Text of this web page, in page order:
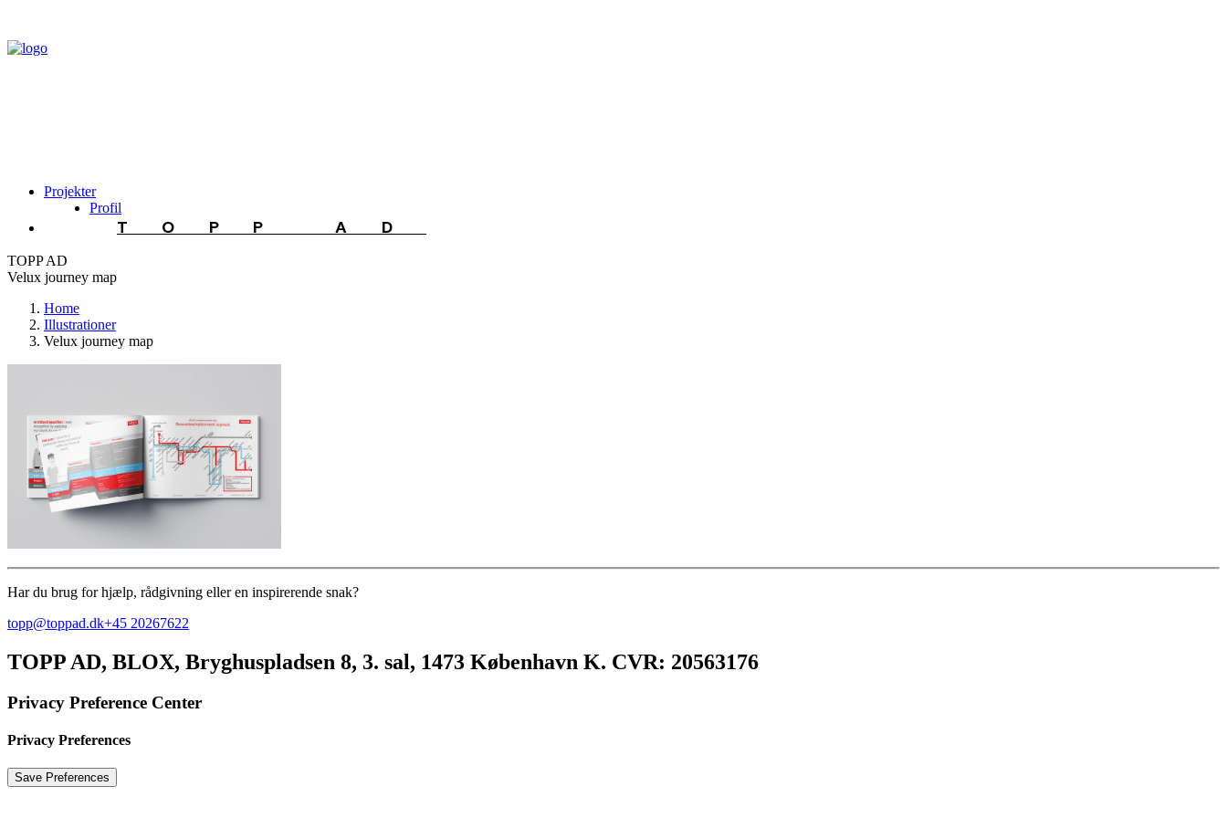
Projekter
Profil
TOPP AD
TOPP AD
Velux journey map
Home
Illustrationer
Velux journey map
Har du brug for hjælp, rådgivning eller en inspirerende snak?
topp@toppad.dk+45 20267622
TOPP AD, BLOX, Bryghuspladsen 8, 3. sal, 1473 København K. CVR: 20563176
Privacy Preference Center
Privacy Preferences